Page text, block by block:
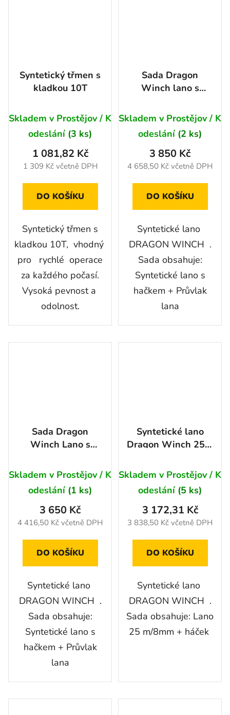
Syntetický třmen s
kladkou 10T
Skladem v Prostějov / K
odeslání (3 ks)
1 309 Kč včetně DPH
1 081,82 Kč
DO KOŠÍKU
Syntetický třmen s
kladkou 10T, vhodný
pro rychlé operace
za každého počasí.
Vysoká pevnost a
odolnost.
Sada Dragon
Winch lano s
průvlak
Skladem v Prostějov / K
odeslání (2 ks)
4 658,50 Kč včetně DPH
3 850 Kč
DO KOŠÍKU
Syntetické lano
DRAGON WINCH .
Sada obsahuje:
Syntetické lano s
hačkem + Průvlak
lana
Sada Dragon
Winch Lano s
průvlak
hodnocení
produktu
je
5,0
z
5
Skladem v Prostějov / K
odeslání (1 ks)
4 416,50 Kč včetně DPH
3 650 Kč
DO KOŠÍKU
Syntetické lano
DRAGON WINCH .
Sada obsahuje:
Syntetické lano s
hačkem + Průvlak
lana
Syntetické lano
Dragon Winch 25m
10000 Lbs
Skladem v Prostějov / K
odeslání (5 ks)
3 838,50 Kč včetně DPH
3 172,31 Kč
DO KOŠÍKU
Syntetické lano
DRAGON WINCH .
Sada obsahuje: Lano
25 m/8mm + háček